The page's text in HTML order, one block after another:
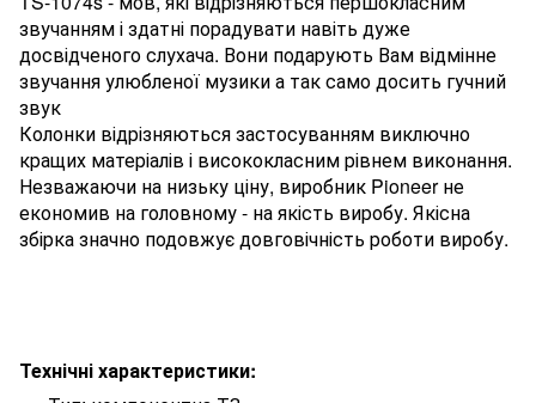
звучанням і здатні порадувати навіть дуже
досвідченого слухача. Вони подарують Вам відмінне
звучання улюбленої музики а так само досить гучний
звук
Колонки відрізняються застосуванням виключно
кращих матеріалів і висококласним рівнем виконання.
Незважаючи на низьку ціну, виробник Pioneer не
економив на головному - на якість виробу. Якісна
збірка значно подовжує довговічність роботи виробу.
Технічні характеристики: